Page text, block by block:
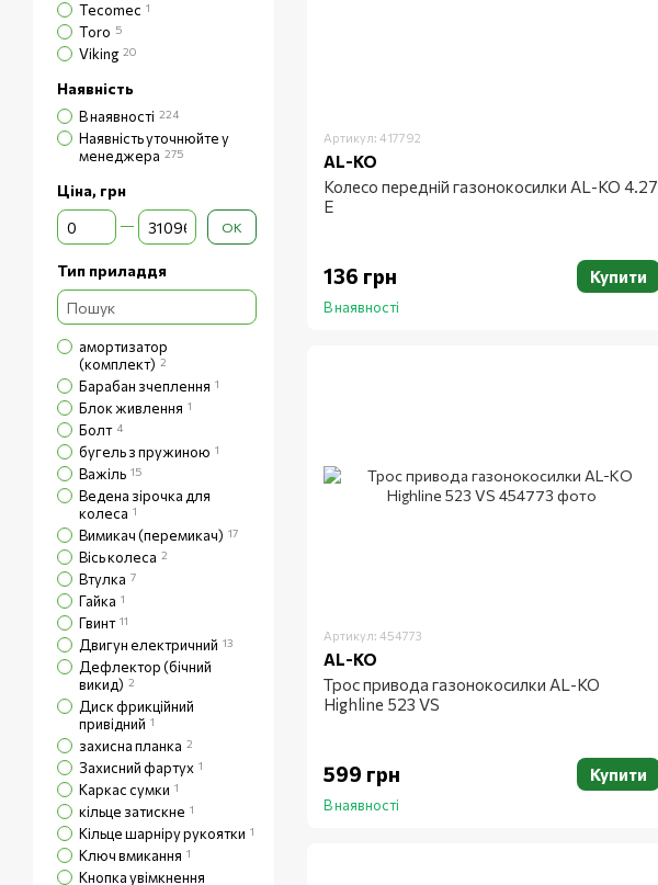
Артикул: 417792
AL-KO
Колесо передній газонокосилки AL-KO 4.27
E
136 грн Купити
В наявності
Артикул: 454773
AL-KO
Трос привода газонокосилки AL-KO
Highline 523 VS
599 грн Купити
В наявності
Tecomec 1
Toro 5
Viking 20
Наявність
В наявності 224
Наявність уточнюйте у
менеджера 275
Ціна, грн
Від Ціна, грн
До Ціна, грн ОК
Тип приладдя
амортизатор
(комплект) 2
Барабан зчеплення 1
Блок живлення 1
Болт 4
бугель з пружиною 1
Важіль 15
Ведена зірочка для
колеса 1
Вимикач (перемикач) 17
Вісь колеса 2
Втулка 7
Гайка 1
Гвинт 11
Двигун електричний 13
Дефлектор (бічний
викид) 2
Диск фрикційний
привідний 1
захисна планка 2
Захисний фартух 1
Каркас сумки 1
кільце затискне 1
Кільце шарніру рукоятки 1
Ключ вмикання 1
Кнопка увімкнення